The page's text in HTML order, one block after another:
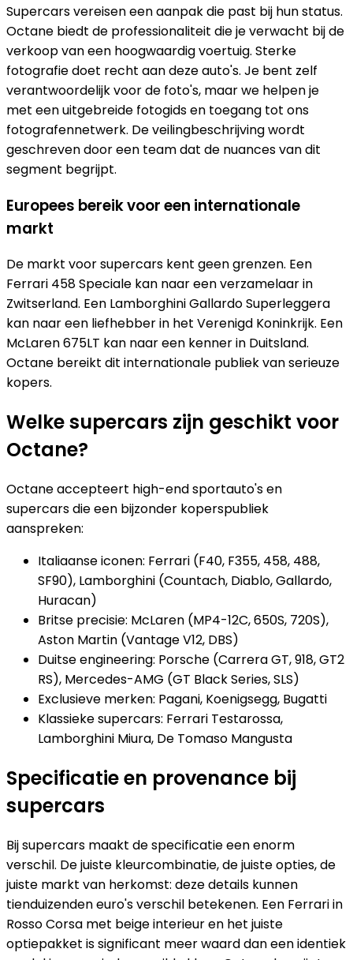
Supercars vereisen een aanpak die past bij hun status.
Octane biedt de professionaliteit die je verwacht bij de
verkoop van een hoogwaardig voertuig. Sterke
fotografie doet recht aan deze auto's. Je bent zelf
verantwoordelijk voor de foto's, maar we helpen je
met een uitgebreide fotogids en toegang tot ons
fotografennetwerk. De veilingbeschrijving wordt
geschreven door een team dat de nuances van dit
segment begrijpt.
Europees bereik voor een internationale
markt
De markt voor supercars kent geen grenzen. Een
Ferrari 458 Speciale kan naar een verzamelaar in
Zwitserland. Een Lamborghini Gallardo Superleggera
kan naar een liefhebber in het Verenigd Koninkrijk. Een
McLaren 675LT kan naar een kenner in Duitsland.
Octane bereikt dit internationale publiek van serieuze
kopers.
Welke supercars zijn geschikt voor
Octane?
Octane accepteert high-end sportauto's en
supercars die een bijzonder koperspubliek
aanspreken:
Italiaanse iconen: Ferrari (F40, F355, 458, 488,
SF90), Lamborghini (Countach, Diablo, Gallardo,
Huracan)
Britse precisie: McLaren (MP4-12C, 650S, 720S),
Aston Martin (Vantage V12, DBS)
Duitse engineering: Porsche (Carrera GT, 918, GT2
RS), Mercedes-AMG (GT Black Series, SLS)
Exclusieve merken: Pagani, Koenigsegg, Bugatti
Klassieke supercars: Ferrari Testarossa,
Lamborghini Miura, De Tomaso Mangusta
Specificatie en provenance bij
supercars
Bij supercars maakt de specificatie een enorm
verschil. De juiste kleurcombinatie, de juiste opties, de
juiste markt van herkomst: deze details kunnen
tienduizenden euro's verschil betekenen. Een Ferrari in
Rosso Corsa met beige interieur en het juiste
optiepakket is significant meer waard dan een identiek